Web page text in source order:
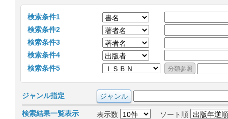
検索条件1
検索条件2
検索条件3
検索条件4
検索条件5
ジャンル指定
検索結果一覧表示 表示数 ソート順